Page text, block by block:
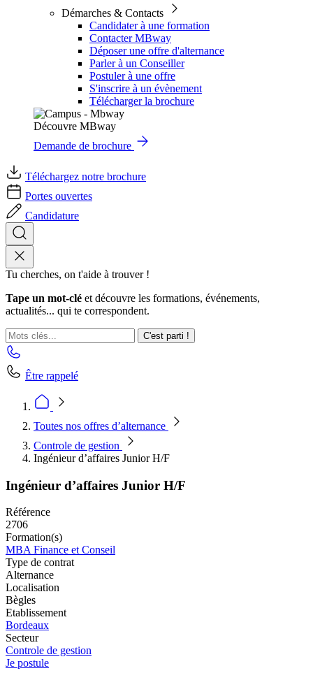
Démarches & Contacts
Candidater à une formation
Contacter MBway
Déposer une offre d'alternance
Parler à un Conseiller
Postuler à une offre
S'inscrire à un évènement
Télécharger la brochure
Découvre MBway
Demande de brochure
Téléchargez notre brochure
Portes ouvertes
Candidature
Tu cherches, on t'aide à trouver !
Tape un mot-clé et découvre les formations, événements,
actualités... qui te correspondent.
C'est parti !
Être rappelé
Toutes nos offres d’alternance
Controle de gestion
Ingénieur d’affaires Junior H/F
Ingénieur d’affaires Junior H/F
Référence
2706
Formation(s)
MBA Finance et Conseil
Type de contrat
Alternance
Localisation
Bègles
Etablissement
Bordeaux
Secteur
Controle de gestion
Je postule